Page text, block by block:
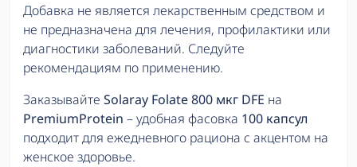
Добавка не является лекарственным средством и
не предназначена для лечения, профилактики или
диагностики заболеваний. Следуйте
рекомендациям по применению.
Заказывайте Solaray Folate 800 мкг DFE на
PremiumProtein – удобная фасовка 100 капсул
подходит для ежедневного рациона с акцентом на
женское здоровье.